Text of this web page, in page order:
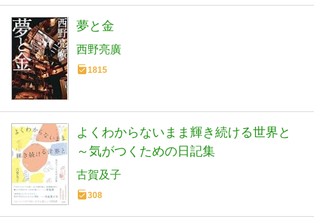
夢と金
西野亮廣
1815
よくわからないまま輝き続ける世界と
～気がつくための日記集
古賀及子
308